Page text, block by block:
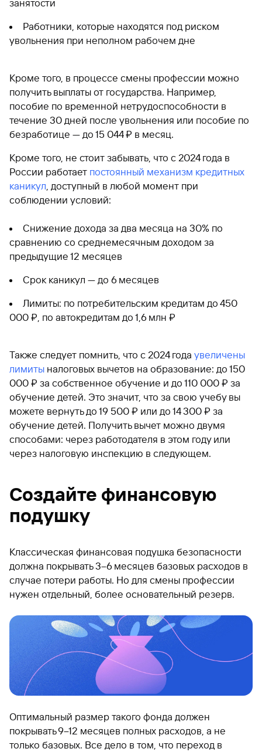
занятости
Работники, которые находятся под риском
увольнения при неполном рабочем дне
Кроме того, в процессе смены профессии можно
получить выплаты от государства. Например,
пособие по временной нетрудоспособности в
течение 30 дней после увольнения или пособие по
безработице — до 15 044 ₽ в месяц.
Кроме того, не стоит забывать, что с 2024 года в
России работает постоянный механизм кредитных
каникул , доступный в любой момент при
соблюдении условий:
Снижение дохода за два месяца на 30% по
сравнению со среднемесячным доходом за
предыдущие 12 месяцев
Срок каникул — до 6 месяцев
Лимиты: по потребительским кредитам до 450
000 ₽, по автокредитам до 1,6 млн ₽
Также следует помнить, что с 2024 года увеличены
лимиты налоговых вычетов на образование: до 150
000 ₽ за собственное обучение и до 110 000 ₽ за
обучение детей. Это значит, что за свою учебу вы
можете вернуть до 19 500 ₽ или до 14 300 ₽ за
обучение детей. Получить вычет можно двумя
способами: через работодателя в этом году или
через налоговую инспекцию в следующем.
Создайте финансовую
подушку
Классическая финансовая подушка безопасности
должна покрывать 3–6 месяцев базовых расходов в
случае потери работы. Но для смены профессии
нужен отдельный, более основательный резерв.
Оптимальный размер такого фонда должен
покрывать 9–12 месяцев полных расходов, а не
только базовых. Все дело в том, что переход в